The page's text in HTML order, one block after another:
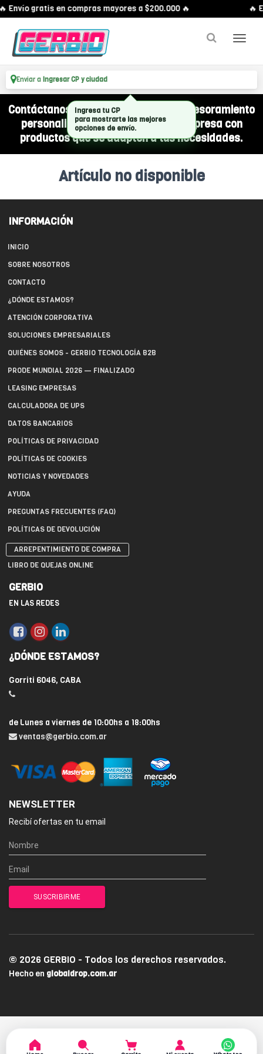
Envío gratis en compras mayores a $200.000 🔥 🔥
Enviar a Ingresar CP y ciudad
Contáctanos por WhatsApp y recibí asesoramiento
personalizado para equipar a tu empresa con
productos que se adapten a tus necesidades.
Artículo no disponible
INFORMACIÓN
INICIO
SOBRE NOSOTROS
CONTACTO
¿DÓNDE ESTAMOS?
ATENCIÓN CORPORATIVA
SOLUCIONES EMPRESARIALES
QUIÉNES SOMOS - GERBIO TECNOLOGÍA B2B
PRODE MUNDIAL 2026 — FINALIZADO
LEASING EMPRESAS
CALCULADORA DE UPS
DATOS BANCARIOS
POLÍTICAS DE PRIVACIDAD
POLÍTICAS DE COOKIES
NOTICIAS Y NOVEDADES
AYUDA
PREGUNTAS FRECUENTES (FAQ)
POLÍTICAS DE DEVOLUCIÓN
ARREPENTIMIENTO DE COMPRA
LIBRO DE QUEJAS ONLINE
GERBIO
EN LAS REDES
¿DÓNDE ESTAMOS?
Gorriti 6046, CABA
de Lunes a viernes de 10:00hs a 18:00hs
ventas@gerbio.com.ar
NEWSLETTER
Recibí ofertas en tu email
© 2026 GERBIO - Todos los derechos reservados.
Hecho en globaldrop.com.ar
Ingresa tu CP
para mostrarte las mejores
opciones de envío.